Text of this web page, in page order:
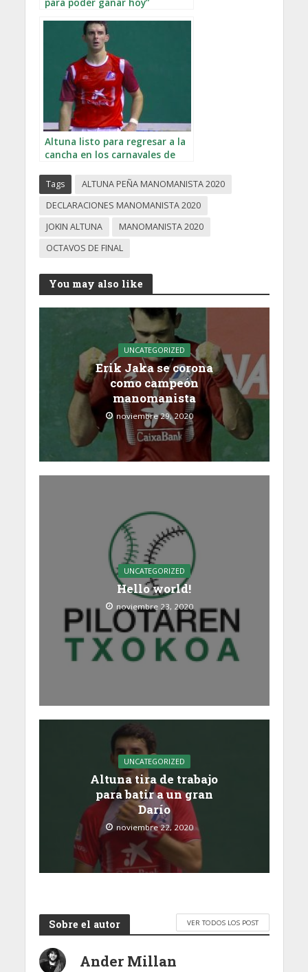
Altuna listo para regresar a la
cancha en los carnavales de
Tags
ALTUNA PEÑA MANOMANISTA 2020
DECLARACIONES MANOMANISTA 2020
JOKIN ALTUNA
MANOMANISTA 2020
OCTAVOS DE FINAL
You may also like
UNCATEGORIZED
Erik Jaka se corona
como campeón
manomanista
noviembre 29, 2020
UNCATEGORIZED
Hello world!
noviembre 23, 2020
UNCATEGORIZED
Altuna tira de trabajo
para batir a un gran
Darío
noviembre 22, 2020
Sobre el autor VER TODOS LOS POST
Ander Millan